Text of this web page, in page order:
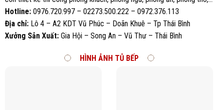
Hotline:0976.720.997 – 02273.500.222 – 0972.376.113
Địa chỉ:Lô 4 – A2 KDT Vũ Phúc – Doãn Khuê – Tp Thái Bình
Xưởng Sản Xuất:Gia Hội – Song An – Vũ Thư – Thái Bình
HÌNH ẢNH TỦ BẾP